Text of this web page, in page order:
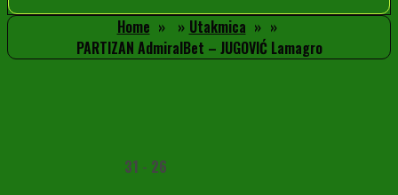
Home
Utakmica
PARTIZAN AdmiralBet – JUGOVIĆ Lamagro
31 - 26